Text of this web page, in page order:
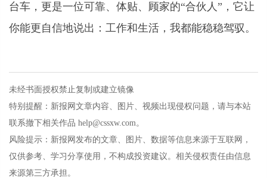
台车，更是一位可靠、体贴、顾家的“合伙人”，它让
你能更自信地说出：工作和生活，我都能稳稳驾驭。
未经书面授权禁止复制或建立镜像
特别提醒：新报网文章内容、图片、视频出现侵权问题，请与本站
联系撤下相关作品 help@cssxw.com。
风险提示：新报网发布的文章、图片、数据等信息来源于互联网，
仅供参考、学习分享使用，不构成投资建议。相关侵权责任由信息
来源第三方承担。